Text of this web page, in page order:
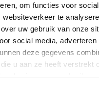
om functies voor
websiteverkeer te
uw gebruik van onze
social media,
deze gegevens
u aan ze heeft verstrekt
DEEL DIT FILMPJE
M/V